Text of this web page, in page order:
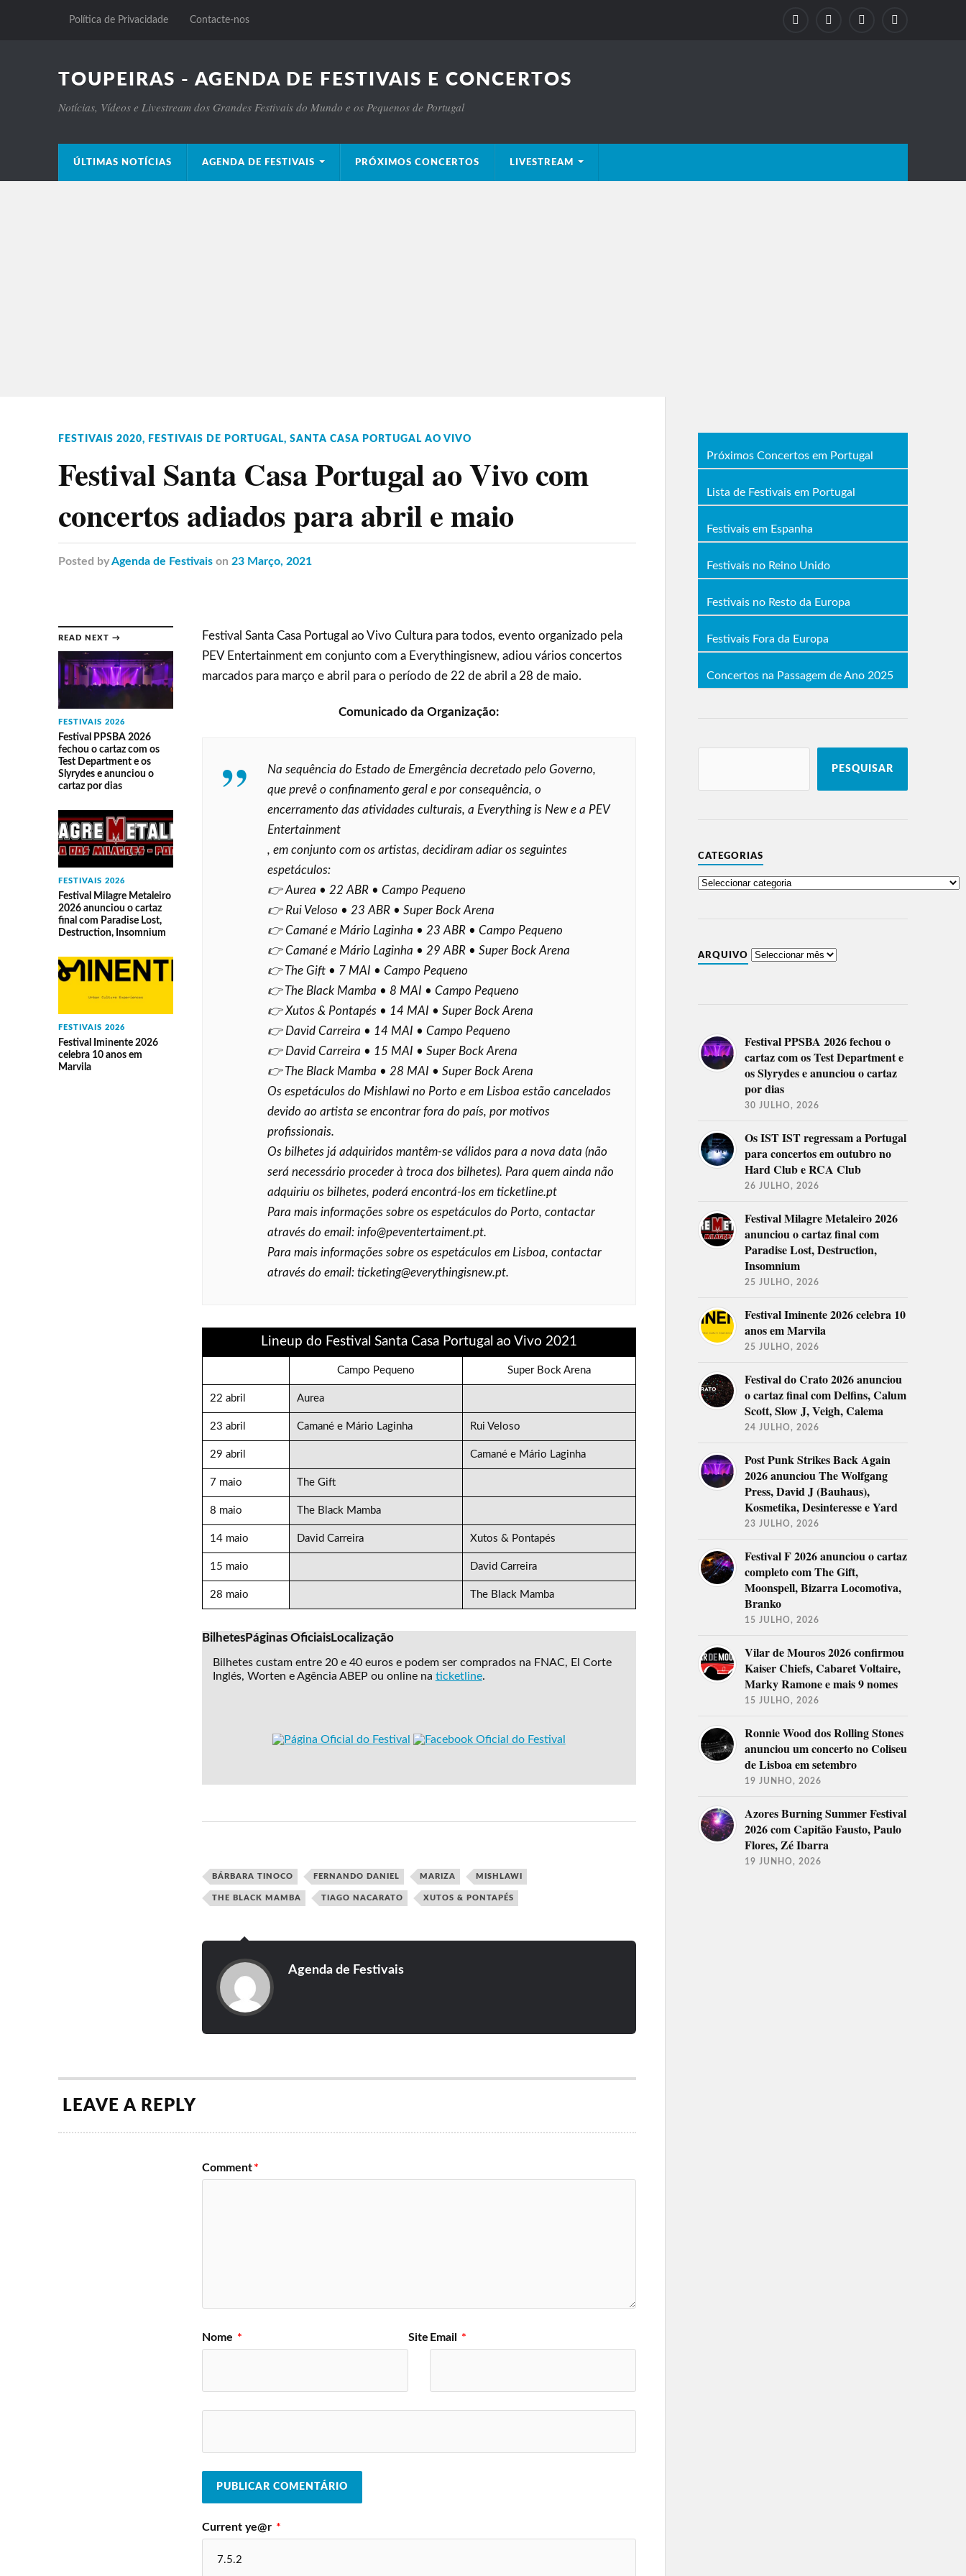
Política de Privacidade Contacte-nos
TOUPEIRAS - AGENDA DE FESTIVAIS E CONCERTOS
Notícias, Vídeos e Livestream dos Grandes Festivais do Mundo e os Pequenos de Portugal
ÚLTIMAS NOTÍCIAS AGENDA DE FESTIVAIS PRÓXIMOS CONCERTOS LIVESTREAM
FESTIVAIS 2020, FESTIVAIS DE PORTUGAL, SANTA CASA PORTUGAL AO VIVO
Festival Santa Casa Portugal ao Vivo com
concertos adiados para abril e maio
Posted byAgenda de Festivais on 23 Março, 2021
READ NEXT →
FESTIVAIS 2026
Festival PPSBA 2026
fechou o cartaz com os
Test Department e os
Slyrydes e anunciou o
cartaz por dias
FESTIVAIS 2026
Festival Milagre Metaleiro
2026 anunciou o cartaz
final com Paradise Lost,
Destruction, Insomnium
FESTIVAIS 2026
Festival Iminente 2026
celebra 10 anos em
Marvila
Festival Santa Casa Portugal ao Vivo Cultura para todos, evento organizado pela
PEV Entertainment em conjunto com a Everythingisnew, adiou vários concertos
marcados para março e abril para o período de 22 de abril a 28 de maio.
Comunicado da Organização:
Na sequência do Estado de Emergência decretado pelo Governo,
que prevê o confinamento geral e por consequência, o
encerramento das atividades culturais, a Everything is New e a PEV
Entertainment
, em conjunto com os artistas, decidiram adiar os seguintes
espetáculos:
👉 Aurea • 22 ABR • Campo Pequeno
👉 Rui Veloso • 23 ABR • Super Bock Arena
👉 Camané e Mário Laginha • 23 ABR • Campo Pequeno
👉 Camané e Mário Laginha • 29 ABR • Super Bock Arena
👉 The Gift • 7 MAI • Campo Pequeno
👉 The Black Mamba • 8 MAI • Campo Pequeno
👉 Xutos & Pontapés • 14 MAI • Super Bock Arena
👉 David Carreira • 14 MAI • Campo Pequeno
👉 David Carreira • 15 MAI • Super Bock Arena
👉 The Black Mamba • 28 MAI • Super Bock Arena
Os espetáculos do Mishlawi no Porto e em Lisboa estão cancelados
devido ao artista se encontrar fora do país, por motivos
profissionais.
Os bilhetes já adquiridos mantêm-se válidos para a nova data (não
será necessário proceder à troca dos bilhetes). Para quem ainda não
adquiriu os bilhetes, poderá encontrá-los em ticketline.pt
Para mais informações sobre os espetáculos do Porto, contactar
através do email: info@peventertaiment.pt.
Para mais informações sobre os espetáculos em Lisboa, contactar
através do email: ticketing@everythingisnew.pt.
Lineup do Festival Santa Casa Portugal ao Vivo 2021
Campo Pequeno Super Bock Arena
22 abril Aurea
23 abril Camané e Mário Laginha Rui Veloso
29 abril Camané e Mário Laginha
7 maio The Gift
8 maio The Black Mamba
14 maio David Carreira Xutos & Pontapés
15 maio David Carreira
28 maio The Black Mamba
BilhetesPáginas OficiaisLocalização
Bilhetes custam entre 20 e 40 euros e podem ser comprados na FNAC, El Corte
Inglés, Worten e Agência ABEP ou online na ticketline.
BÁRBARA TINOCO FERNANDO DANIEL MARIZA MISHLAWI
THE BLACK MAMBA TIAGO NACARATO XUTOS & PONTAPÉS
Agenda de Festivais
LEAVE A REPLY
Comment *
Nome * Email *
Site
Current ye@r *
Próximos Concertos em Portugal
Lista de Festivais em Portugal
Festivais em Espanha
Festivais no Reino Unido
Festivais no Resto da Europa
Festivais Fora da Europa
Concertos na Passagem de Ano 2025
PESQUISAR
CATEGORIAS
ARQUIVO
Festival PPSBA 2026 fechou o
cartaz com os Test Department e
os Slyrydes e anunciou o cartaz
por dias
30 JULHO, 2026
Os IST IST regressam a Portugal
para concertos em outubro no
Hard Club e RCA Club
26 JULHO, 2026
Festival Milagre Metaleiro 2026
anunciou o cartaz final com
Paradise Lost, Destruction,
Insomnium
25 JULHO, 2026
Festival Iminente 2026 celebra 10
anos em Marvila
25 JULHO, 2026
Festival do Crato 2026 anunciou
o cartaz final com Delfins, Calum
Scott, Slow J, Veigh, Calema
24 JULHO, 2026
Post Punk Strikes Back Again
2026 anunciou The Wolfgang
Press, David J (Bauhaus),
Kosmetika, Desinteresse e Yard
23 JULHO, 2026
Festival F 2026 anunciou o cartaz
completo com The Gift,
Moonspell, Bizarra Locomotiva,
Branko
15 JULHO, 2026
Vilar de Mouros 2026 confirmou
Kaiser Chiefs, Cabaret Voltaire,
Marky Ramone e mais 9 nomes
15 JULHO, 2026
Ronnie Wood dos Rolling Stones
anunciou um concerto no Coliseu
de Lisboa em setembro
19 JUNHO, 2026
Azores Burning Summer Festival
2026 com Capitão Fausto, Paulo
Flores, Zé Ibarra
19 JUNHO, 2026